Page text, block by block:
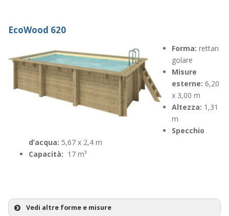
EcoWood 620
Forma: rettan
golare
Misure
esterne: 6,20
x 3,00 m
Altezza: 1,31
m
Specchio
d’acqua: 5,67 x 2,4 m
Capacità: 17 m³
Vedi altre forme e misure